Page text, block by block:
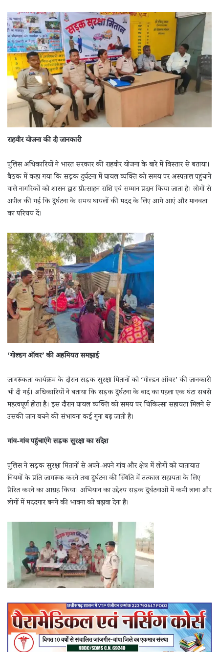
राहवीर योजना की दी जानकारी
पुलिस अधिकारियों ने भारत सरकार की राहवीर योजना के बारे में विस्तार से बताया।
बैठक में कहा गया कि सड़क दुर्घटना में घायल व्यक्ति को समय पर अस्पताल पहुंचाने
वाले नागरिकों को शासन द्वारा प्रोत्साहन राशि एवं सम्मान प्रदान किया जाता है। लोगों से
अपील की गई कि दुर्घटना के समय घायलों की मदद के लिए आगे आएं और मानवता
का परिचय दें।
‘गोल्डन ऑवर’ की अहमियत समझाई
जागरूकता कार्यक्रम के दौरान सड़क सुरक्षा मितानों को ‘गोल्डन ऑवर’ की जानकारी
भी दी गई। अधिकारियों ने बताया कि सड़क दुर्घटना के बाद का पहला एक घंटा सबसे
महत्वपूर्ण होता है। इस दौरान घायल व्यक्ति को समय पर चिकित्सा सहायता मिलने से
उसकी जान बचने की संभावना कई गुना बढ़ जाती है।
गांव-गांव पहुंचाएंगे सड़क सुरक्षा का संदेश
पुलिस ने सड़क सुरक्षा मितानों से अपने-अपने गांव और क्षेत्र में लोगों को यातायात
नियमों के प्रति जागरूक करने तथा दुर्घटना की स्थिति में तत्काल सहायता के लिए
प्रेरित करने का आग्रह किया। अभियान का उद्देश्य सड़क दुर्घटनाओं में कमी लाना और
लोगों में मददगार बनने की भावना को बढ़ावा देना है।